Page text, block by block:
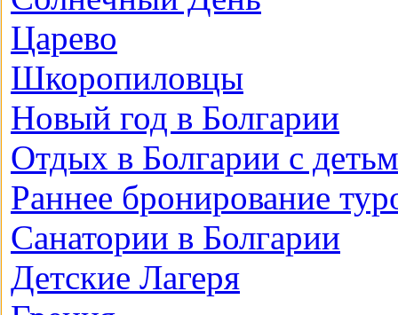
Царево
Шкоропиловцы
Новый год в Болгарии
Отдых в Болгарии с
Раннее бронирование
Санатории в Болгарии
Детские Лагеря